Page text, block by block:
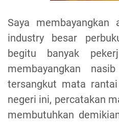
Saya membayangkan
industry besar
begitu banyak
membayangkan
tersangkut mata
negeri ini, percatakan
membutuhkan